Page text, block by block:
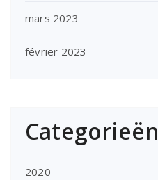
mars 2023
février 2023
Categorieën
2020